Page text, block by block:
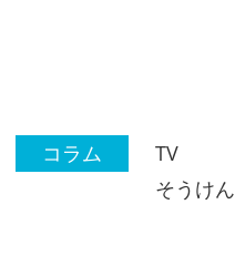
コラム
TV
そうけん